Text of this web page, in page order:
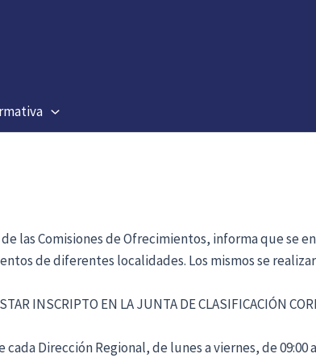
las Comisiones de Ofrecimientos, informa que se
de diferentes localidades. Los mismos se
INSCRIPTO EN LA JUNTA DE CLASIFICACIÓN
Dirección Regional, de lunes a viernes, de 09:00